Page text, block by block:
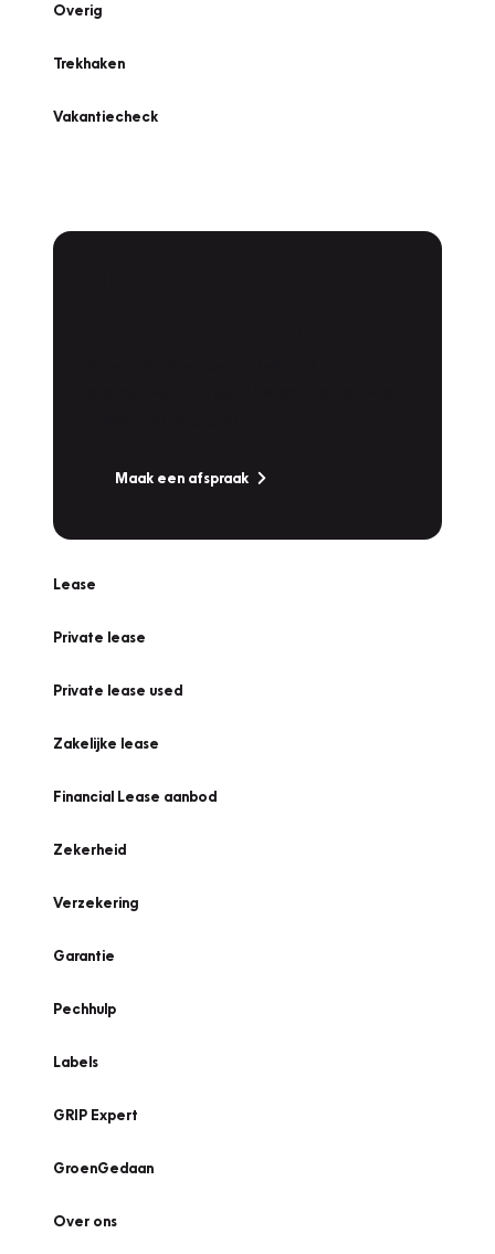
Overig
Trekhaken
Vakantiecheck
Maak een afspraak
Lease
Private lease
Private lease used
Zakelijke lease
Financial Lease aanbod
Zekerheid
Verzekering
Garantie
Pechhulp
Labels
GRIP Expert
GroenGedaan
Over ons